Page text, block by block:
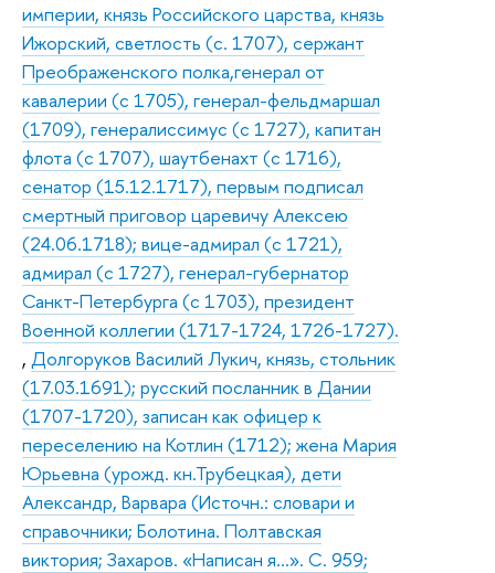
империи, князь Российского царства, князь
Ижорский, светлость (с. 1707), сержант
Преображенского полка,генерал от
кавалерии (с 1705), генерал-фельдмаршал
(1709), генералиссимус (с 1727), капитан
флота (с 1707), шаутбенахт (с 1716),
сенатор (15.12.1717), первым подписал
смертный приговор царевичу Алексею
(24.06.1718); вице-адмирал (с 1721),
адмирал (с 1727), генерал-губернатор
Санкт-Петербурга (с 1703), президент
Военной коллегии (1717-1724, 1726-1727).
, Долгоруков Василий Лукич, князь, стольник
(17.03.1691); русский посланник в Дании
(1707-1720), записан как офицер к
переселению на Котлин (1712); жена Мария
Юрьевна (урожд. кн.Трубецкая), дети
Александр, Варвара (Источн.: словари и
справочники; Болотина. Полтавская
виктория; Захаров. «Написан я…». С. 959;